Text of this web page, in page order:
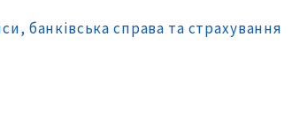
, банківська справа та страхування